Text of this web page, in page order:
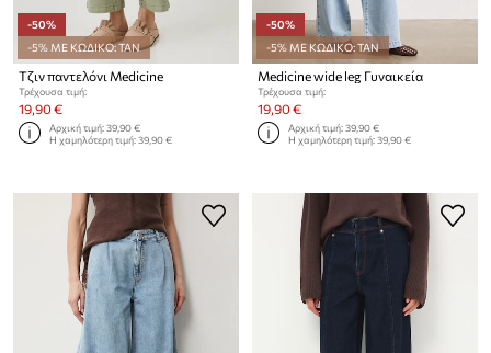
-50%
-5% ΜΕ ΚΩΔΙΚΟ: TAN
Τζιν παντελόνι Medicine
Τρέχουσα τιμή:
19,90 €
Αρχική τιμή:39,90 €
Η χαμηλότερη τιμή:39,90 €
-50%
-5% ΜΕ ΚΩΔΙΚΟ: TAN
Medicine wide leg Γυναικεία
Τρέχουσα τιμή:
19,90 €
Αρχική τιμή:39,90 €
Η χαμηλότερη τιμή:39,90 €